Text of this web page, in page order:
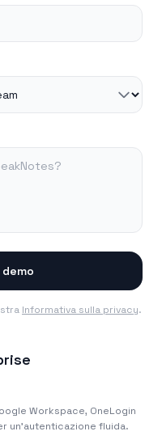
Informativa sulla privacy.
Workspace, OneLogin
un'autenticazione fluida.